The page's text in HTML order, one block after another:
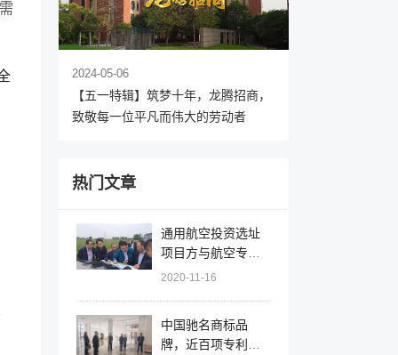
2024-05-06
【五一特辑】筑梦十年，龙腾招商，
致敬每一位平凡而伟大的劳动者
热门文章
通用航空投资选址
项目方与航空专家
组赴安徽天长调研
2020-11-16
中国驰名商标品
牌，近百项专利！